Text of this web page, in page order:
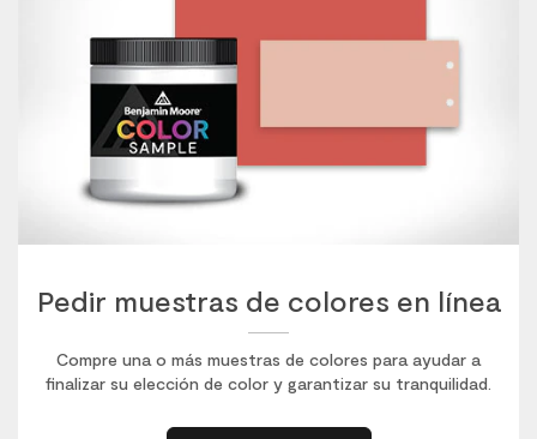
Pedir muestras de colores en línea
Compre una o más muestras de colores para ayudar a
finalizar su elección de color y garantizar su tranquilidad.